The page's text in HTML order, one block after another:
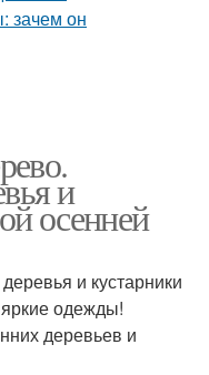
и
осенней
и кустарники
одежды!
деревьев и